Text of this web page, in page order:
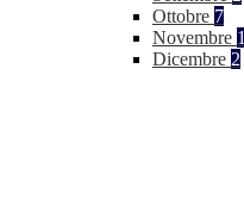
Ottobre 7
Novembre 1
Dicembre 2